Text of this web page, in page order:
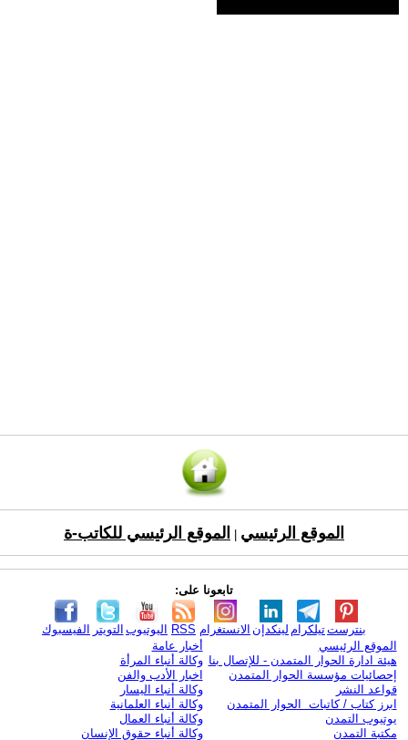
الموقع الرئيسي الموقع الرئيسي للكاتب-ة
تابعونا على:
الفيسبوك التويتر اليوتيوب RSS الانستغرام لينكدإن تيلكرامبنترست
الموقع الرئيسي
هيئة ادارة الحوار المتمدن - للإتصال بنا
إحصائيات مؤسسة الحوار المتمدن
قواعد النشر
ابرز كتاب / كاتبات الحوار المتمدن
يوتيوب التمدن
مكتبة التمدن
أخبار عامة
وكالة أنباء المرأة
اخبار الأدب والفن
وكالة أنباء اليسار
وكالة أنباء العلمانية
وكالة أنباء العمال
وكالة أنباء حقوق الإنسان